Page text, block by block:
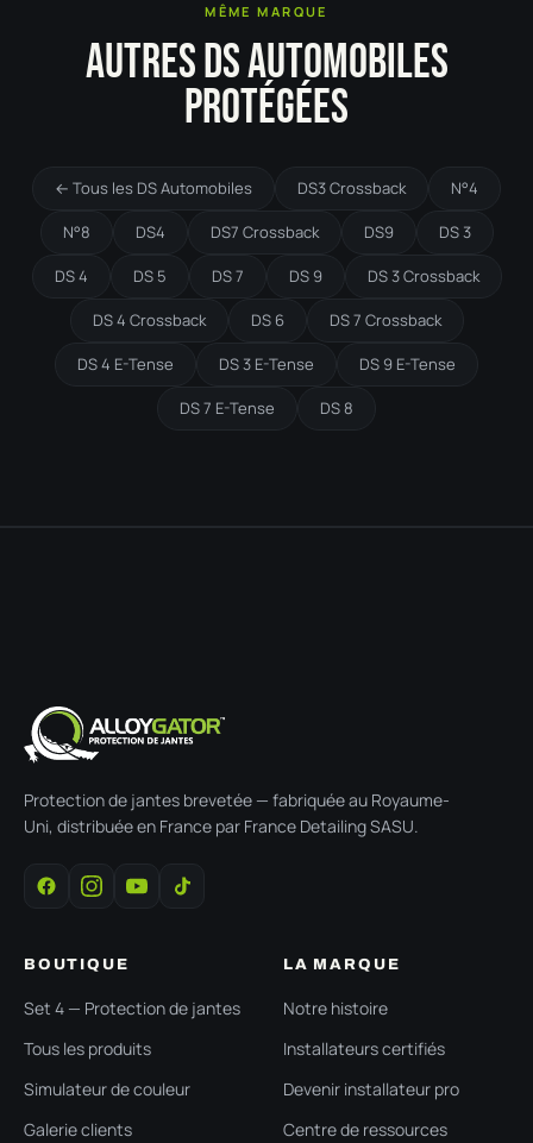
MÊME MARQUE
AUTRES DS AUTOMOBILES
PROTÉGÉES
← Tous les DS Automobiles DS3 Crossback N°4
N°8 DS4 DS7 Crossback DS9 DS 3
DS 4 DS 5 DS 7 DS 9 DS 3 Crossback
DS 4 Crossback DS 6 DS 7 Crossback
DS 4 E-Tense DS 3 E-Tense DS 9 E-Tense
DS 7 E-Tense DS 8
Protection de jantes brevetée — fabriquée au Royaume-
Uni, distribuée en France par France Detailing SASU.
BOUTIQUE
Set 4 — Protection de jantes
Tous les produits
Simulateur de couleur
Galerie clients
LA MARQUE
Notre histoire
Installateurs certifiés
Devenir installateur pro
Centre de ressources